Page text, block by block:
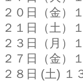
２０日（金）
２１日（土）
２３日（月）
２７日（金）
２８日 (土) １